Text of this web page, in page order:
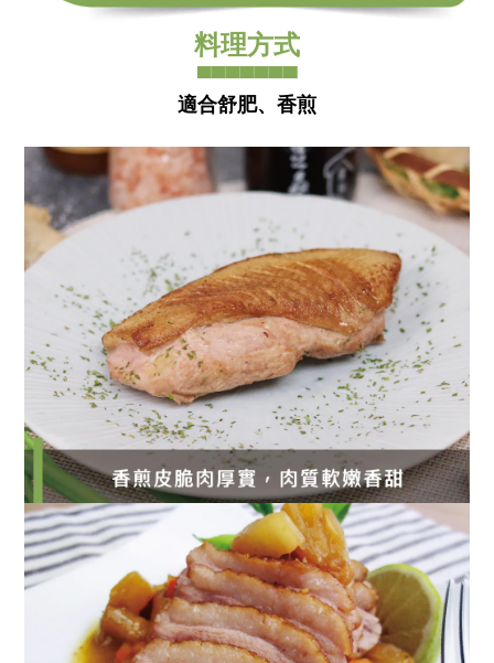
料理方式
▀▀▀▀▀▀▀
適合舒肥、香煎